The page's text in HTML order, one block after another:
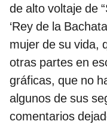
de alto voltaje de
‘Rey de la
mujer de su vida,
otras partes en
gráficas, que no
algunos de sus
comentarios